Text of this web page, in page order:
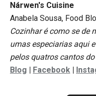
Nárwen's Cuisine
Anabela Sousa, Food
Cozinhar é como se de
umas especiarias aqui
pelos quatros cantos
Blog | Facebook |